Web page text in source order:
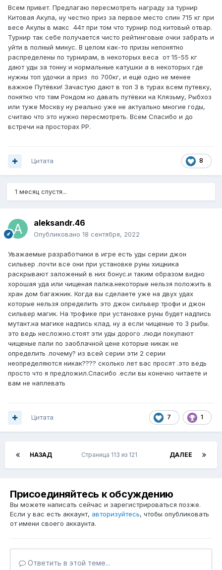
Всем привет. Предлагаю пересмотреть награду за турнир
Китовая Акула, ну честно приз за первое место спин 715 кг при
весе Акулы в макс 44т при том что турнир под китовый отвар.
Турнир так себе получается чисто рейтинговые очки забрать и
уйти в полный минус. В целом как-то призы непонятно
распределены по турнирам, в некоторых веса от 15-55 кг
дают уды за тонну и нормальные катушки а в некоторых где
нужны топ удочки а приз по 700кг, и ещё одно не менее
важное Путёвки! Зачастую дают в топ 3 в турах всем путевку,
понятно что там Рондом но давать путёвки на Клязьму, Рыбхоз
или туже Москву ну реально уже не актуально многие годы,
считаю что это нужно пересмотреть. Всем Спасибо и до
встречи на просторах РР.
8
Цитата
1 месяц спустя...
aleksandr.46
Опубликовано 18 сентября, 2022
Уважаемые разработчики в игре есть уды серии джон
сильвер .почти все они при установке руны хищника
раскрывают заложеный в них бонус.и таким образом видно
хорошая уда или чищеная палка.некоторые нельзя положить в
хран дом багажник. Когда вы сделаете уже на двух удах
которые нельзя определить это джон сильвер трофи и джон
сильвер магик. На трофике при установке руны будет надпись
мутант.на магике надпись клад. ну а если чищеные то 3 рыбы.
это ведь несложно.стоят эти уды дорого .люди покупают
чищеные пали по заоблачной цене которые никак не
определить .почему? из всей серии эти 2 серии
неопределяются никак???? сколько лет вас просят .это ведь
просто что я предложил.Спасибо .если вы конечно читаете и
вам не наплевать
7 1
Цитата
НАЗАД ДАЛЕЕ
Страница 113 из 121
Присоединяйтесь к обсуждению
Вы можете написать сейчас и зарегистрироваться позже.
Если у вас есть аккаунт, авторизуйтесь, чтобы опубликовать
от имени своего аккаунта.
Ответить в этой теме...